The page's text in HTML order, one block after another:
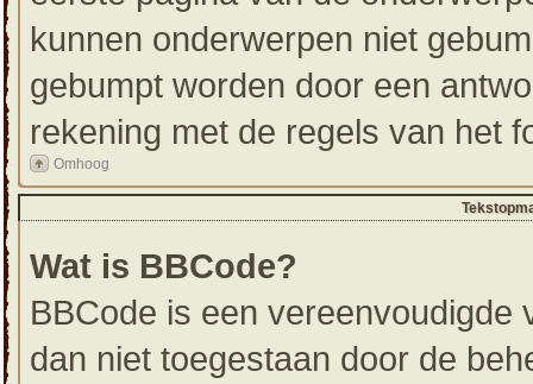
kunnen onderwerpen niet
gebumpt worden door een
rekening met de regels van het
Omhoog
Wat is BBCode?
BBCode is een
dan niet toegestaan door de